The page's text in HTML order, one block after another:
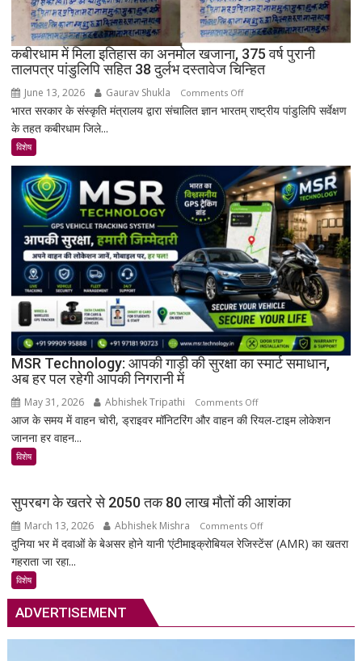
सबसे
रहस्यमयी
गांव?
कबीरधाम में मिला इतिहास का अनमोल खजाना, 375 वर्ष पुरानी
तालपत्र पांडुलिपि सहित 38 दुर्लभ दस्तावेज चिन्हित
June 13, 2026 Gaurav Shukla Comments Offon
कबीरधाम
इतिहास
का
अनमोल
खजाना,
375
वर्ष
पुरानी
तालपत्र
पांडुलिपि
सहित
38
दुर्लभ
भारत सरकार के संस्कृति मंत्रालय द्वारा संचालित ज्ञान भारतम् राष्ट्रीय पांडुलिपि सर्वेक्षण
के तहत कबीरधाम जिले...
विशेष
MSR Technology: आपकी गाड़ी की सुरक्षा का स्मार्ट समाधान,
अब हर पल रहेगी आपकी निगरानी में
May 31, 2026 Abhishek Tripathi Comments Offon
MSR
सुरक्षा
का
स्मार्ट
आज के समय में वाहन चोरी, ड्राइवर मॉनिटरिंग और वाहन की रियल-टाइम लोकेशन
जानना हर वाहन...
विशेष
सुपरबग के खतरे से 2050 तक 80 लाख मौतों की आशंका
March 13, 2026 Abhishek Mishra Comments Offon
सुपरबग
तक
दुनिया भर में दवाओं के बेअसर होने यानी ‘एंटीमाइक्रोबियल रेजिस्टेंस’ (AMR) का खतरा
गहराता जा रहा...
विशेष
ADVERTISEMENT